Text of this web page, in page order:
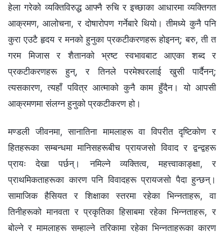
हेला गरेको व्यक्तिविरुद्ध आफ्नै रुचि र इच्छाका आधारमा व्यक्तिगत
आक्रमण, आलोचना, र दोषारोपण गर्नेबारे थियो। तीमध्ये कुनै पनि
कुरा एउटै हृदय र मनको हुनुका प्रकटीकरणहरू होइनन्; बरु, ती त
गरम मिजास र शैतानको भ्रष्ट स्वभावबाट आएका शब्द र
प्रकटीकरणहरू हुन्, र तिनले परमेश्‍वरलाई खुसी पार्दैनन्;
त्यसकारण, त्यहाँ पवित्र आत्माको कुनै काम हुँदैन। यो आपसी
आक्रमणमा संलग्‍न हुनुको प्रकटीकरण हो।
मण्डली जीवनमा, सानातिना मामलाहरू वा विपरीत दृष्टिकोण र
हितहरूका सम्बन्धमा मानिसहरूबीच प्रायजसो विवाद र द्वन्द्वहरू
प्रायः देखा पर्छन्। नमिल्ने व्यक्तित्व, महत्त्वाकाङ्क्षा, र
प्राथमिकताहरूका कारण पनि विवादहरू प्रायजसो पैदा हुन्छन्।
सामाजिक हैसियत र शिक्षाका स्तरमा रहेका भिन्‍नताहरू, वा
तिनीहरूको मानवता र प्रकृतिका हिसाबमा रहेका भिन्‍नताहरू, र
बोल्ने र मामलाहरू सम्हाल्ने तरिकामा रहेका भिन्‍नताहरूका कारण